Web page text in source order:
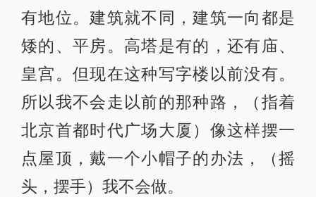
有地位。建筑就不同，建筑一向都是
矮的、平房。高塔是有的，还有庙、
皇宫。但现在这种写字楼以前没有。
所以我不会走以前的那种路，（指着
北京首都时代广场大厦）像这样摆一
点屋顶，戴一个小帽子的办法，（摇
头，摆手）我不会做。